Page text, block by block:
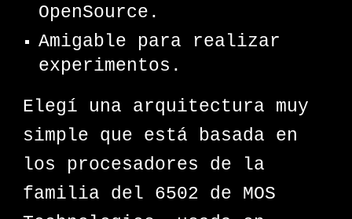
OpenSource.
Amigable para realizar
experimentos.
Elegí una arquitectura muy
simple que está basada en
los procesadores de la
familia del 6502 de MOS